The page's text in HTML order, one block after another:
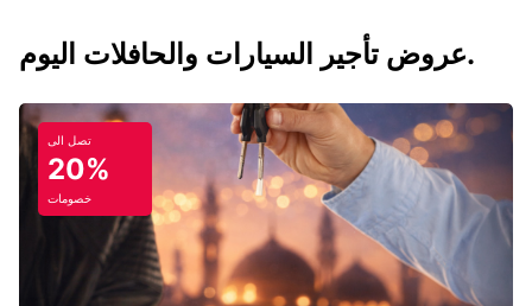
عروض تأجير السيارات والحافلات اليوم.
تصل الى
20%
خصومات